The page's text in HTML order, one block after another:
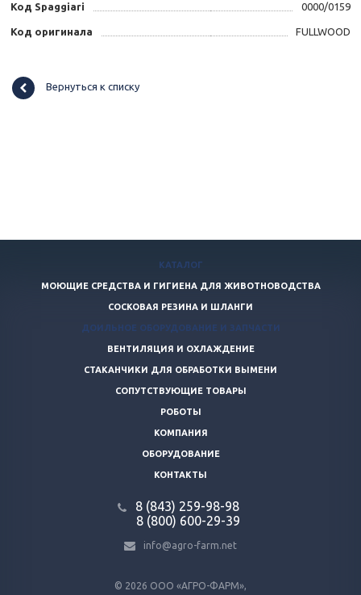
Код Spaggiari 0000/0159
Код оригинала FULLWOOD
Вернуться к списку
© 2026 ООО «АГРО-ФАРМ»,
КАТАЛОГ
МОЮЩИЕ СРЕДСТВА И ГИГИЕНА ДЛЯ ЖИВОТНОВОДСТВА
СОСКОВАЯ РЕЗИНА И ШЛАНГИ
ДОИЛЬНОЕ ОБОРУДОВАНИЕ И ЗАПЧАСТИ
ВЕНТИЛЯЦИЯ И ОХЛАЖДЕНИЕ
СТАКАНЧИКИ ДЛЯ ОБРАБОТКИ ВЫМЕНИ
СОПУТСТВУЮЩИЕ ТОВАРЫ
РОБОТЫ
КОМПАНИЯ
ОБОРУДОВАНИЕ
КОНТАКТЫ
8 (843) 259-98-98
8 (800) 600-29-39
info@agro-farm.net